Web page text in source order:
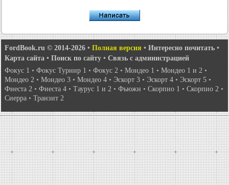
FordBook.ru © 2014-2026 • Полная версия • Интересно почитать •
Карта сайта • Поиск по сайту • Связь с администрацией
Фокус 1 • Фокус Турнир 1 • Фокус 2 • Мондео 1 • Мондео 1 и 2 •
Мондео 2 • Мондео 3 • Мондео 4 • Эскорт 3 • Эскорт 4 • Эскорт 5 •
Фиеста 2 • Фиеста 4 • Таурус 1 и 2 • Фьюжн • Скорпио 1 • Скорпио 2 •
Сиерра • Транзит 2